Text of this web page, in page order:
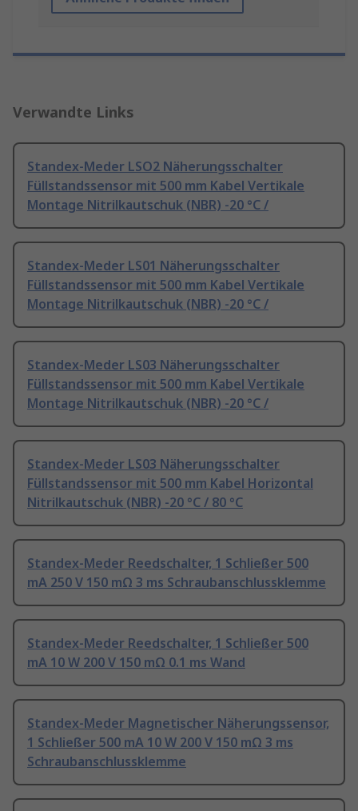
Verwandte Links
Standex-Meder LSO2 Näherungsschalter
Füllstandssensor mit 500 mm Kabel Vertikale
Montage Nitrilkautschuk (NBR) -20 °C /
Standex-Meder LS01 Näherungsschalter
Füllstandssensor mit 500 mm Kabel Vertikale
Montage Nitrilkautschuk (NBR) -20 °C /
Standex-Meder LS03 Näherungsschalter
Füllstandssensor mit 500 mm Kabel Vertikale
Montage Nitrilkautschuk (NBR) -20 °C /
Standex-Meder LS03 Näherungsschalter
Füllstandssensor mit 500 mm Kabel Horizontal
Nitrilkautschuk (NBR) -20 °C / 80 °C
Standex-Meder Reedschalter, 1 Schließer 500
mA 250 V 150 mΩ 3 ms Schraubanschlussklemme
Standex-Meder Reedschalter, 1 Schließer 500
mA 10 W 200 V 150 mΩ 0.1 ms Wand
Standex-Meder Magnetischer Näherungssensor,
1 Schließer 500 mA 10 W 200 V 150 mΩ 3 ms
Schraubanschlussklemme